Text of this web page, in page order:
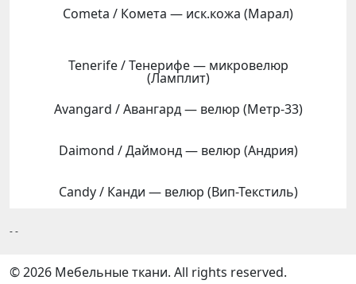
Cometa / Комета — иск.кожа (Марал)
Tenerife / Тенерифе — микровелюр
(Ламплит)
Avangard / Авангард — велюр (Метр-33)
Daimond / Даймонд — велюр (Андрия)
Candy / Канди — велюр (Вип-Текстиль)
- -
© 2026 Мебельные ткани. All rights reserved.